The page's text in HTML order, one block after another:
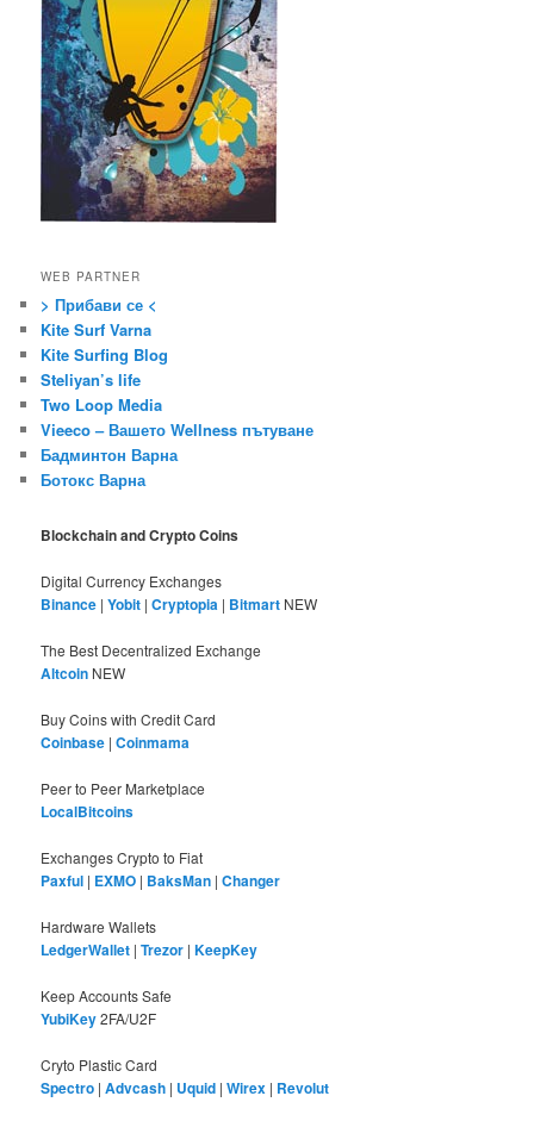
WEB PARTNER
> Прибави се <
Kite Surf Varna
Kite Surfing Blog
Steliyan’s life
Two Loop Media
Vieeco – Вашето Wellness пътуване
Бадминтон Варна
Ботокс Варна
Blockchain and Crypto Coins
Digital Currency Exchanges
Binance |Yobit |Cryptopia | Bitmart NEW
The Best Decentralized Exchange
Altcoin NEW
Buy Coins with Credit Card
Coinbase |Coinmama
Peer to Peer Marketplace
LocalBitcoins
Exchanges Crypto to Fiat
Paxful | EXMO | BaksMan |Changer
Hardware Wallets
LedgerWallet |Trezor |KeepKey
Keep Accounts Safe
YubiKey2FA/U2F
Cryto Plastic Card
Spectro |Advcash | Uquid |Wirex | Revolut